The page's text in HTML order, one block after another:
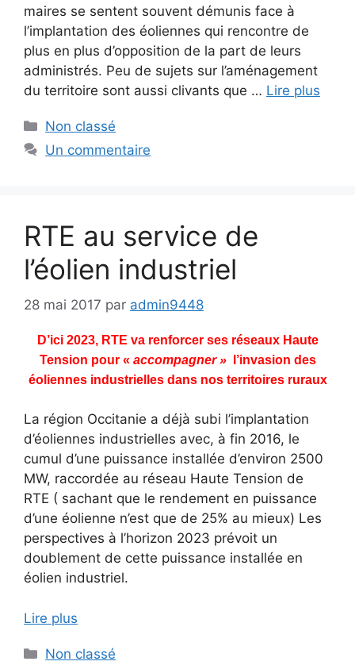
maires se sentent souvent démunis face à
l’implantation des éoliennes qui rencontre de
plus en plus d’opposition de la part de leurs
administrés. Peu de sujets sur l’aménagement
du territoire sont aussi clivants que … Lire plus
Catégories
Non classé
Un commentaire
RTE au service de
l’éolien industriel
28 mai 2017 par admin9448
D’ici 2023, RTE va renforcerses réseaux Haute
Tension pour « accompagner »
l’invasion des
éoliennes industrielles dans nos territoires ruraux
La région Occitanie a déjà subi l’implantation
d’éoliennes industrielles avec, à fin 2016, le
cumul d’une puissance installée d’environ 2500
MW, raccordée au réseau Haute Tension de
RTE ( sachant que le rendement en puissance
d’une éolienne n’est que de 25% au mieux) Les
perspectives à l’horizon 2023 prévoit un
doublement de cette puissance installée en
éolien industriel.
Lire plus
Catégories
Non classé